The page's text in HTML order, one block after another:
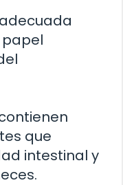
que
intestinal y